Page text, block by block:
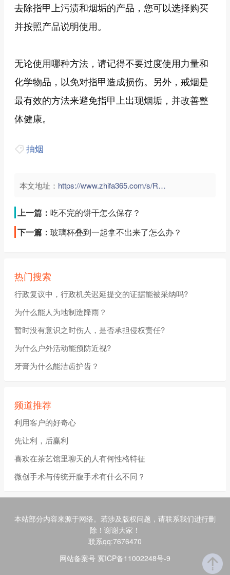
去除指甲上污渍和烟垢的产品，您可以选择购买
并按照产品说明使用。
无论使用哪种方法，请记得不要过度使用力量和
化学物品，以免对指甲造成损伤。另外，戒烟是
最有效的方法来避免指甲上出现烟垢，并改善整
体健康。
抽烟
本文地址： https://www.zhifa365.com/s/R83ZhGsvPmKkLCaF">
上一篇： 吃不完的饼干怎么保存？
下一篇： 玻璃杯叠到一起拿不出来了怎么办？
热门搜索
行政复议中，行政机关迟延提交的证据能被采纳吗?
为什么能人为地制造降雨？
暂时没有意识之时伤人，是否承担侵权责任?
为什么户外活动能预防近视?
牙膏为什么能洁齿护齿？
频道推荐
利用客户的好奇心
先让利，后赢利
喜欢在茶艺馆里聊天的人有何性格特征
微创手术与传统开腹手术有什么不同？
本站部分内容来源于网络。若涉及版权问题，请联系我们进行删
除！谢谢大家！
联系qq:7676470
网站备案号 冀ICP备11002248号-9